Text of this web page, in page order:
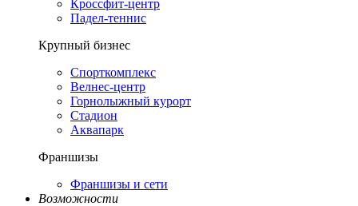
Кроссфит-центр
Падел-теннис
Крупный бизнес
Спорткомплекс
Велнес-центр
Горнолыжный курорт
Стадион
Аквапарк
Франшизы
Франшизы и сети
Возможности